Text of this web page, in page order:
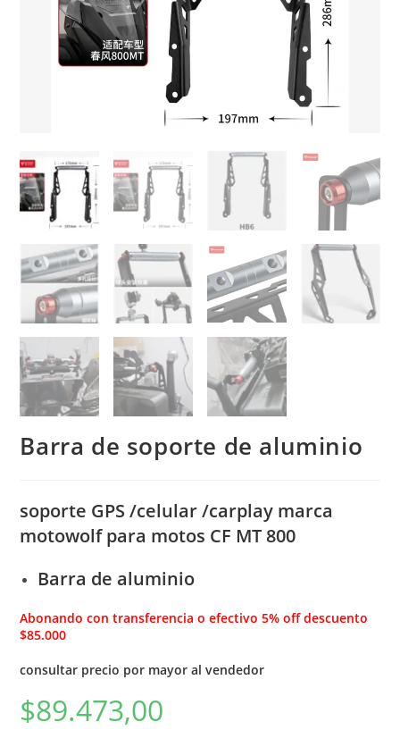
Barra de soporte de aluminio
soporte GPS /celular /carplay marca
motowolf para motos CF MT 800
Barra de aluminio
Abonando con transferencia o efectivo 5% off descuento
$85.000
consultar precio por mayor al vendedor
$89.473,00